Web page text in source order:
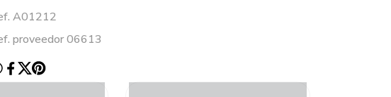
A01212
proveedor 06613